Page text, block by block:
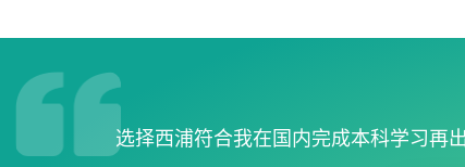
选择西浦符合我在国内完成本科学习再